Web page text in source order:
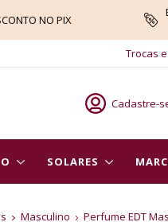
NO PIX
Trocas
Cadastre-
SOLARES
Masculino Perfume EDT